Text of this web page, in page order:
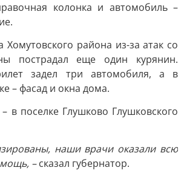
колонка и автомобиль –
Хомутовского района из-за атак со
пострадал еще один курянин.
задел три автомобиля, а в
– фасад и окна дома.
в поселке Глушково Глушковского
наши врачи оказали всю
–сказал губернатор.